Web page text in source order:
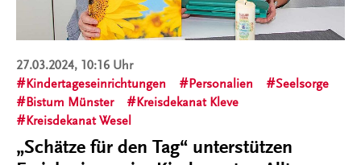
27.03.2024, 10:16 Uhr
Kindertageseinrichtungen
Personalien
Seelsorge
Bistum Münster
Kreisdekanat Kleve
Kreisdekanat Wesel
„Schätze für den Tag“ unterstützen